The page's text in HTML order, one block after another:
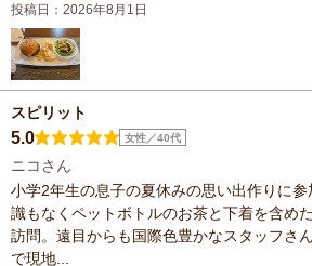
投稿日：2026年8月1日
スピリット
5.0 女性／40代
ニコさん
小学2年生の息子の夏休みの思い出作りに
識もなくペットボトルのお茶と下着を含め
訪問。遠目からも国際色豊かなスタッフさ
で現地...